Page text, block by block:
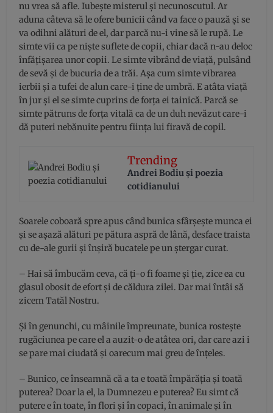
nu vrea să afle. Iubește misterul și necunoscutul. Ar
aduna câteva să le ofere bunicii când va face o pauză și se
va odihni alături de el, dar parcă nu-i vine să le rupă. Le
simte vii ca pe niște suflete de copii, chiar dacă n-au deloc
înfățișarea unor copii. Le simte vibrând de viață, pulsând
de sevă și de bucuria de a trăi. Așa cum simte vibrarea
ierbii și a tufei de alun care-i ține de umbră. E atâta viață
în jur și el se simte cuprins de forța ei tainică. Parcă se
simte pătruns de forța vitală ca de un duh nevăzut care-i
dă puteri nebănuite pentru ființa lui firavă de copil.
Trending
Andrei Bodiu şi poezia
cotidianului
Soarele coboară spre apus când bunica sfârșește munca ei
și se așază alături pe pătura aspră de lână, desface traista
cu de-ale gurii și înșiră bucatele pe un ștergar curat.
– Hai să îmbucăm ceva, că ți-o fi foame și ție, zice ea cu
glasul obosit de efort și de căldura zilei. Dar mai întâi să
zicem Tatăl Nostru.
Și în genunchi, cu mâinile împreunate, bunica rostește
rugăciunea pe care el a auzit-o de atâtea ori, dar care azi i
se pare mai ciudată și oarecum mai greu de înțeles.
– Bunico, ce înseamnă că a ta e toată împărăția și toată
puterea? Doar la el, la Dumnezeu e puterea? Eu simt că
putere e în toate, în flori și în copaci, în animale și în